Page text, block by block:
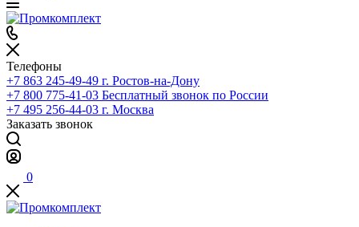
Телефоны
+7 863 245-49-49 г. Ростов-на-Дону
+7 800 775-41-03 Бесплатный звонок по России
+7 495 256-44-03 г. Москва
Заказать звонок
0